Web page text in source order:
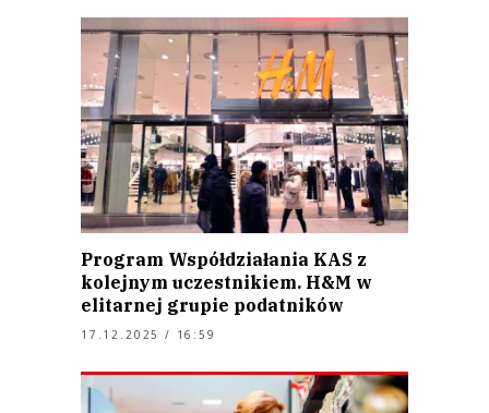
Program Współdziałania KAS z
kolejnym uczestnikiem. H&M w
elitarnej grupie podatników
17.12.2025 / 16:59